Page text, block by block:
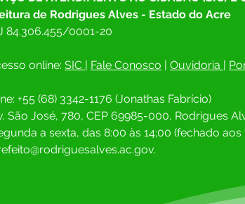
de Rodrigues Alves - Estado do Acre
84.306.455/0001-20
online: SIC | Fale Conosco | Ouvidoria |
+55 (68) 3342-1176 (Jonathas Fabrício)
São José, 780, CEP 69985-000, Rodrigues
a sexta, das 8:00 às 14;00 (fechado